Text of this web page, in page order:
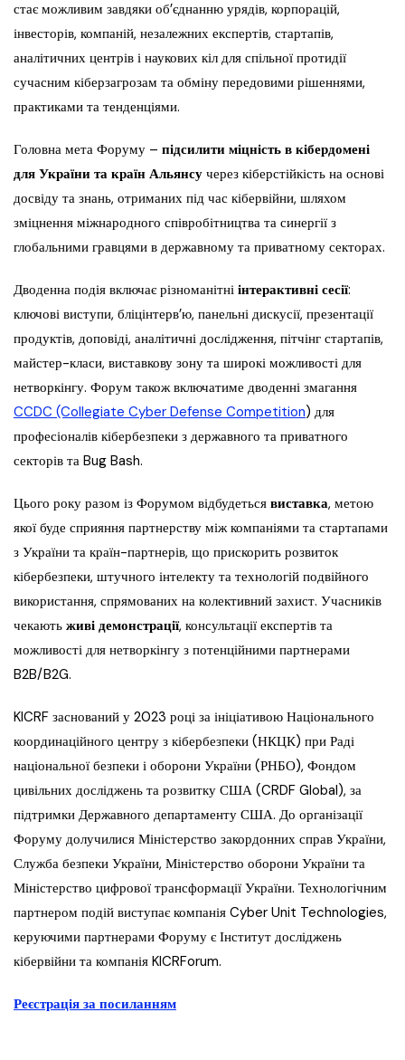
стає можливим завдяки об’єднанню урядів, корпорацій,
інвесторів, компаній, незалежних експертів, стартапів,
аналітичних центрів і наукових кіл для спільної протидії
сучасним кіберзагрозам та обміну передовими рішеннями,
практиками та тенденціями.
Головна мета Форуму – підсилити міцність в кібердомені
для України та країн Альянсу через кіберстійкість на основі
досвіду та знань, отриманих під час кібервійни, шляхом
зміцнення міжнародного співробітництва та синергії з
глобальними гравцями в державному та приватному секторах.
Дводенна подія включає різноманітні інтерактивні сесії:
ключові виступи, бліцінтерв’ю, панельні дискусії, презентації
продуктів, доповіді, аналітичні дослідження, пітчінг стартапів,
майстер-класи, виставкову зону та широкі можливості для
нетворкінгу. Форум також включатиме дводенні змагання
CCDC (Collegiate Cyber Defense Competition) для
професіоналів кібербезпеки з державного та приватного
секторів та Bug Bash.
Цього року разом із Форумом відбудеться виставка, метою
якої буде сприяння партнерству між компаніями та стартапами
з України та країн-партнерів, що прискорить розвиток
кібербезпеки, штучного інтелекту та технологій подвійного
використання, спрямованих на колективний захист. Учасників
чекають живі демонстрації, консультації експертів та
можливості для нетворкінгу з потенційними партнерами
B2B/B2G.
KICRF заснований у 2023 році за ініціативою Національного
координаційного центру з кібербезпеки (НКЦК) при Раді
національної безпеки і оборони України (РНБО), Фондом
цивільних досліджень та розвитку США (CRDF Global), за
підтримки Державного департаменту США. До організації
Форуму долучилися Міністерство закордонних справ України,
Служба безпеки України, Міністерство оборони України та
Міністерство цифрової трансформації України. Технологічним
партнером подій виступає компанія Cyber ​​​​Unit Technologies,
керуючими партнерами Форуму є Інститут досліджень
кібервійни та компанія KICRForum.
Реєстрація за посиланням